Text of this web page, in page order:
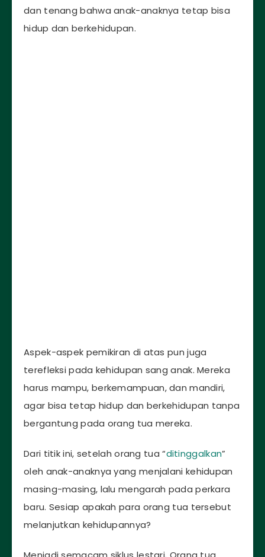
dan tenang bahwa anak-anaknya tetap bisa
hidup dan berkehidupan.
Aspek-aspek pemikiran di atas pun juga
terefleksi pada kehidupan sang anak. Mereka
harus mampu, berkemampuan, dan mandiri,
agar bisa tetap hidup dan berkehidupan tanpa
bergantung pada orang tua mereka.
Dari titik ini, setelah orang tua “ditinggalkan”
oleh anak-anaknya yang menjalani kehidupan
masing-masing, lalu mengarah pada perkara
baru. Sesiap apakah para orang tua tersebut
melanjutkan kehidupannya?